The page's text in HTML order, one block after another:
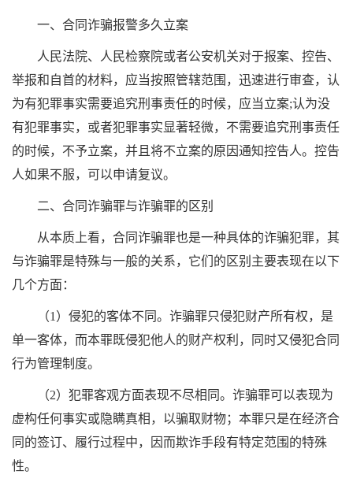
一、合同诈骗报警多久立案
人民法院、人民检察院或者公安机关对于报案、控告、
举报和自首的材料，应当按照管辖范围，迅速进行审查，认
为有犯罪事实需要追究刑事责任的时候，应当立案;认为没
有犯罪事实，或者犯罪事实显著轻微，不需要追究刑事责任
的时候，不予立案，并且将不立案的原因通知控告人。控告
人如果不服，可以申请复议。
二、合同诈骗罪与诈骗罪的区别
从本质上看，合同诈骗罪也是一种具体的诈骗犯罪，其
与诈骗罪是特殊与一般的关系，它们的区别主要表现在以下
几个方面：
（1）侵犯的客体不同。诈骗罪只侵犯财产所有权，是
单一客体，而本罪既侵犯他人的财产权利，同时又侵犯合同
行为管理制度。
（2）犯罪客观方面表现不尽相同。诈骗罪可以表现为
虚构任何事实或隐瞒真相，以骗取财物；本罪只是在经济合
同的签订、履行过程中，因而欺诈手段有特定范围的特殊
性。